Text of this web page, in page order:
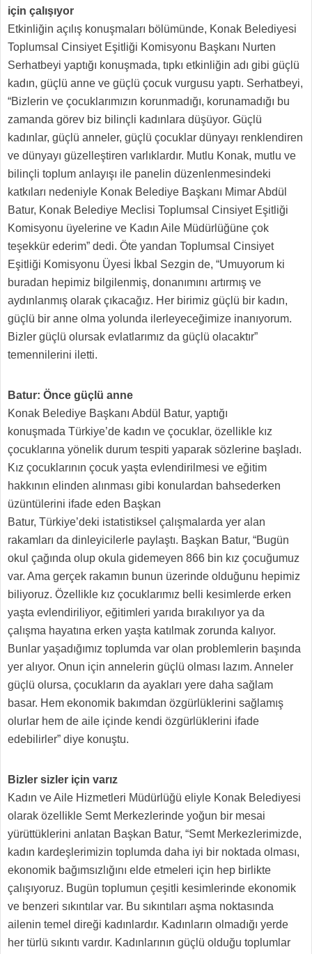
için çalışıyor
Etkinliğin açılış konuşmaları bölümünde, Konak Belediyesi
Toplumsal Cinsiyet Eşitliği Komisyonu Başkanı Nurten
Serhatbeyi yaptığı konuşmada, tıpkı etkinliğin adı gibi güçlü
kadın, güçlü anne ve güçlü çocuk vurgusu yaptı. Serhatbeyi,
“Bizlerin ve çocuklarımızın korunmadığı, korunamadığı bu
zamanda görev biz bilinçli kadınlara düşüyor. Güçlü
kadınlar, güçlü anneler, güçlü çocuklar dünyayı renklendiren
ve dünyayı güzelleştiren varlıklardır. Mutlu Konak, mutlu ve
bilinçli toplum anlayışı ile panelin düzenlenmesindeki
katkıları nedeniyle Konak Belediye Başkanı Mimar Abdül
Batur, Konak Belediye Meclisi Toplumsal Cinsiyet Eşitliği
Komisyonu üyelerine ve Kadın Aile Müdürlüğüne çok
teşekkür ederim” dedi. Öte yandan Toplumsal Cinsiyet
Eşitliği Komisyonu Üyesi İkbal Sezgin de, “Umuyorum ki
buradan hepimiz bilgilenmiş, donanımını artırmış ve
aydınlanmış olarak çıkacağız. Her birimiz güçlü bir kadın,
güçlü bir anne olma yolunda ilerleyeceğimize inanıyorum.
Bizler güçlü olursak evlatlarımız da güçlü olacaktır”
temennilerini iletti.
Batur: Önce güçlü anne
Konak Belediye Başkanı Abdül Batur, yaptığı
konuşmada Türkiye’de kadın ve çocuklar, özellikle kız
çocuklarına yönelik durum tespiti yaparak sözlerine başladı.
Kız çocuklarının çocuk yaşta evlendirilmesi ve eğitim
hakkının elinden alınması gibi konulardan bahsederken
üzüntülerini ifade eden Başkan
Batur, Türkiye’deki istatistiksel çalışmalarda yer alan
rakamları da dinleyicilerle paylaştı. Başkan Batur, “Bugün
okul çağında olup okula gidemeyen 866 bin kız çocuğumuz
var. Ama gerçek rakamın bunun üzerinde olduğunu hepimiz
biliyoruz. Özellikle kız çocuklarımız belli kesimlerde erken
yaşta evlendiriliyor, eğitimleri yarıda bırakılıyor ya da
çalışma hayatına erken yaşta katılmak zorunda kalıyor.
Bunlar yaşadığımız toplumda var olan problemlerin başında
yer alıyor. Onun için annelerin güçlü olması lazım. Anneler
güçlü olursa, çocukların da ayakları yere daha sağlam
basar. Hem ekonomik bakımdan özgürlüklerini sağlamış
olurlar hem de aile içinde kendi özgürlüklerini ifade
edebilirler” diye konuştu.
Bizler sizler için varız
Kadın ve Aile Hizmetleri Müdürlüğü eliyle Konak Belediyesi
olarak özellikle Semt Merkezlerinde yoğun bir mesai
yürüttüklerini anlatan Başkan Batur, “Semt Merkezlerimizde,
kadın kardeşlerimizin toplumda daha iyi bir noktada olması,
ekonomik bağımsızlığını elde etmeleri için hep birlikte
çalışıyoruz. Bugün toplumun çeşitli kesimlerinde ekonomik
ve benzeri sıkıntılar var. Bu sıkıntıları aşma noktasında
ailenin temel direği kadınlardır. Kadınların olmadığı yerde
her türlü sıkıntı vardır. Kadınlarının güçlü olduğu toplumlar